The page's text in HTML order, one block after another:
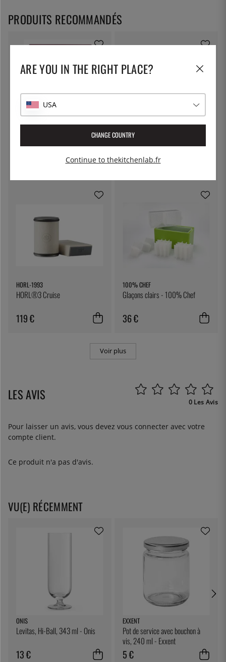
Toile à fromage, toile filtrante -
PATINA
Marmite à pâtes avec couvercle
55 €
HORL-1993
HORL®3 Cruise
119 €
100% CHEF
Glaçons clairs - 100% Chef
36 €
Voir plus
PRODUITS RECOMMANDÉS
LES AVIS 0 Les Avis
Pour laisser un avis, vous devez vous connecter avec votre
compte client.
Ce produit n'a pas d'avis.
VU(E) RÉCEMMENT
ONIS
Levitas, Hi-Ball, 343 ml - Onis
13 €
EXXENT
Pot de service avec bouchon à
vis, 240 ml - Exxent
5 €
ARE YOU IN THE RIGHT PLACE?
USA
CHANGE COUNTRY
Continue to thekitchenlab.fr